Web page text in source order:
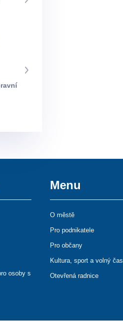
osoby s
Menu
O městě
Pro podnikatele
Pro občany
Kultura, sport a volný čas
Otevřená radnice